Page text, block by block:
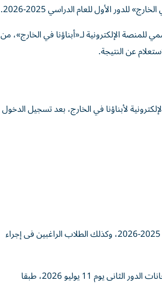
للدور الأول للعام الدراسي 2025-2026.
للمنصة الإلكترونية لـ«أبناؤنا في الخارج»، من
عن النتيجة.
لأبناؤنا في الخارج، بعد تسجيل الدخول
في سياق متصل، أتاحت وزارة التعليم المصرية تسجيل طلاب الدور الثاني للعام الدراسي 2025-2026، وكذلك الطلاب الراغبين فى إجراء
وأشارت الوزارة إلى أن عملية التسجيل متوفرة من نفس الرابط، مشددة على انطلاق امتحانات الدور الثانى يوم 11 يوليو 2026، طبقا